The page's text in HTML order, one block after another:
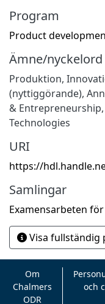
Program
Product
Ämne/nyckelord
Produktion,
(nyttiggörande),
& Entrepreneurship,
Technologies
URI
https://
Samlingar
Examensarbeten
Visa fullständig
Om
Chalmers
ODR
och